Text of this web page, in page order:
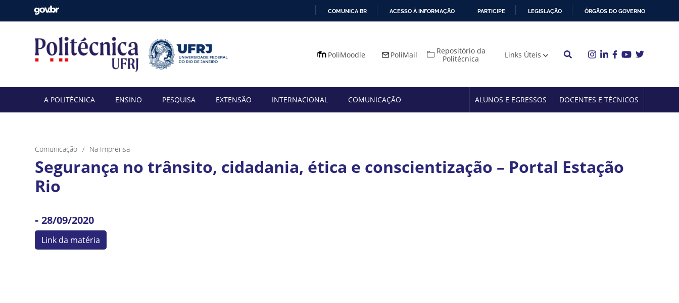
O
COMUNICA BR ACESSO À INFORMAÇÃO PARTICIPE LEGISLAÇÃO ÓRGÃOS DO GOVERNO
PoliMoodle PoliMail
Repositório da
Politécnica
Links Úteis
A POLITÉCNICA ENSINO PESQUISA EXTENSÃO INTERNACIONAL COMUNICAÇÃO ALUNOS E EGRESSOS DOCENTES E TÉCNICOS
Comunicação Na Imprensa
Segurança no trânsito, cidadania, ética e conscientização – Portal Estação
Rio
- 28/09/2020
Link da matéria